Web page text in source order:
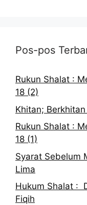
Pos-pos
Rukun Shalat :
18 (2)
Khitan;
Rukun Shalat :
18 (1)
Syarat Sebelum
Lima
Hukum Shalat :
Fiqih